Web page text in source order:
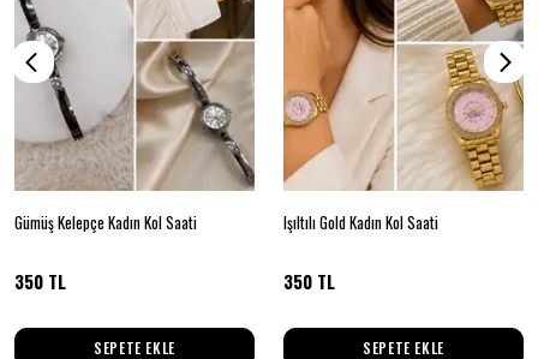
Gümüş Kelepçe Kadın Kol Saati
350 TL
SEPETE EKLE
Işıltılı Gold Kadın Kol Saati
350 TL
SEPETE EKLE